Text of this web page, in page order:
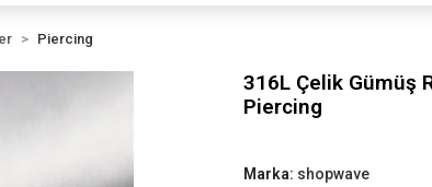
Piercing
316L Çelik Gümüş
Piercing
Marka: shopwave